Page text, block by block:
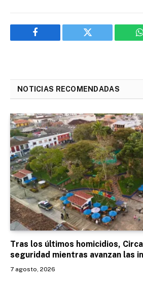
Facebook Twitter
NOTICIAS RECOMENDADAS
Tras los últimos homicidios,
seguridad mientras avanzan las
7 agosto, 2026